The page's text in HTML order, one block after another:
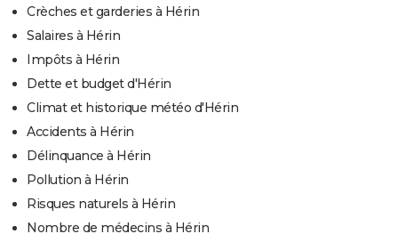
Crèches et garderies à Hérin
Salaires à Hérin
Impôts à Hérin
Dette et budget d'Hérin
Climat et historique météo d'Hérin
Accidents à Hérin
Délinquance à Hérin
Pollution à Hérin
Risques naturels à Hérin
Nombre de médecins à Hérin